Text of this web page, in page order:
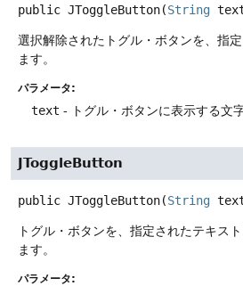
public JToggleButton(String
選択解除されたトグル・ボタンを、指
ます。
パラメータ:
text - トグル・ボタンに表示する文
JToggleButton
public JToggleButton(String
トグル・ボタンを、指定されたテキス
ます。
パラメータ: